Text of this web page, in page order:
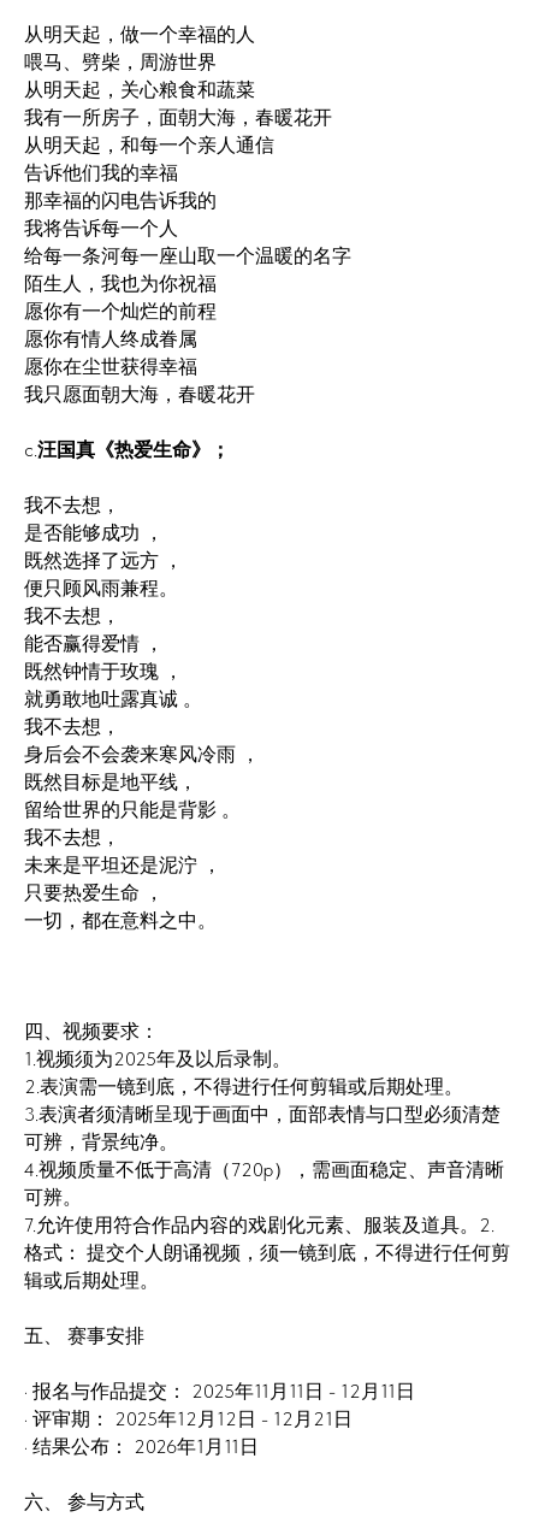
从明天起，做一个幸福的人
喂马、劈柴，周游世界
从明天起，关心粮食和蔬菜
我有一所房子，面朝大海，春暖花开
从明天起，和每一个亲人通信
告诉他们我的幸福
那幸福的闪电告诉我的
我将告诉每一个人
给每一条河每一座山取一个温暖的名字
陌生人，我也为你祝福
愿你有一个灿烂的前程
愿你有情人终成眷属
愿你在尘世获得幸福
我只愿面朝大海，春暖花开
c.汪国真《热爱生命》；
我不去想，
是否能够成功 ，
既然选择了远方 ，
便只顾风雨兼程。
我不去想，
能否赢得爱情 ，
既然钟情于玫瑰 ，
就勇敢地吐露真诚 。
我不去想，
身后会不会袭来寒风冷雨 ，
既然目标是地平线，
留给世界的只能是背影 。
我不去想，
未来是平坦还是泥泞 ，
只要热爱生命 ，
一切，都在意料之中。
四、视频要求：
1.视频须为2025年及以后录制。
2.表演需一镜到底，不得进行任何剪辑或后期处理。
3.表演者须清晰呈现于画面中，面部表情与口型必须清楚
可辨，背景纯净。
4.视频质量不低于高清（720p），需画面稳定、声音清晰
可辨。
7.允许使用符合作品内容的戏剧化元素、服装及道具。2.
格式： 提交个人朗诵视频，须一镜到底，不得进行任何剪
辑或后期处理。
五、 赛事安排
· 报名与作品提交： 2025年11月11日 - 12月11日
· 评审期： 2025年12月12日 - 12月21日
· 结果公布： 2026年1月11日
六、 参与方式